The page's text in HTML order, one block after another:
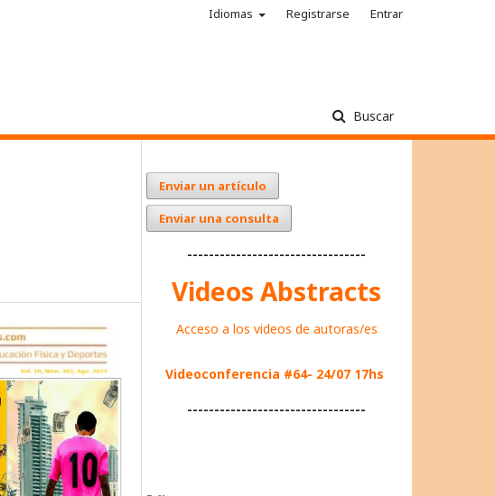
Buscar
Idiomas Registrarse Entrar
Enviar un artículo
Enviar una consulta
---------------------------------
Videos Abstracts
Acceso a los videos de autoras/es
Videoconferencia #64- 24/07 17hs
---------------------------------